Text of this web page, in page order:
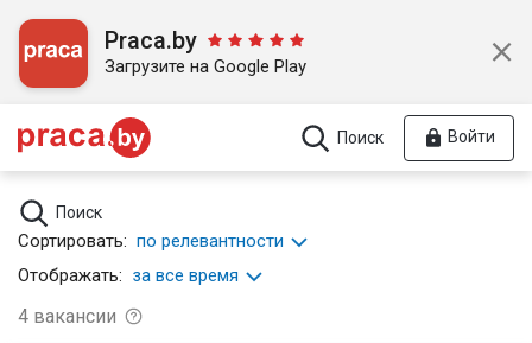
Praca.by
Загрузите на Google Play
Поиск Войти
Поиск
Сортировать: по релевантности
Отображать: за все время
4 вакансии